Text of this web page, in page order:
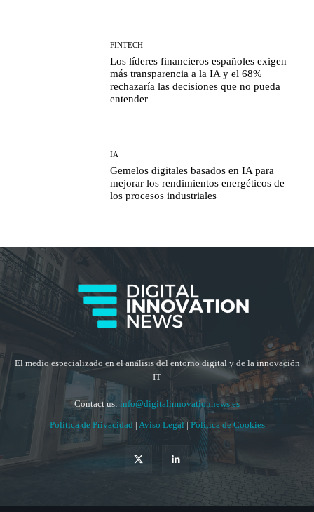
FINTECH
Los líderes financieros españoles exigen
más transparencia a la IA y el 68%
rechazaría las decisiones que no pueda
entender
IA
Gemelos digitales basados en IA para
mejorar los rendimientos energéticos de
los procesos industriales
El medio especializado en el análisis del entorno digital y de la innovación
IT
Contact us: info@digitalinnovationnews.es
Política de Privacidad | Aviso Legal | Política de Cookies